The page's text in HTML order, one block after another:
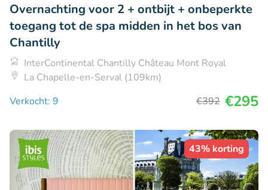
Overnachting voor 2 + ontbijt + onbeperkte
toegang tot de spa midden in het bos van
Chantilly
InterContinental Chantilly Château Mont Royal
La Chapelle-en-Serval (109km)
Verkocht: 9
€392 €295
43% korting